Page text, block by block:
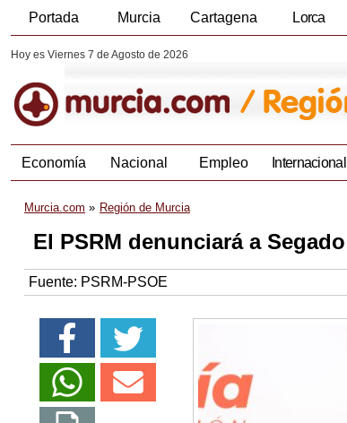
Portada Murcia Cartagena Lorca
Hoy es Viernes 7 de Agosto de 2026
Economía Nacional Empleo Internacional
Murcia.com Región de Murcia
El PSRM denunciará a
Fuente: PSRM-PSOE